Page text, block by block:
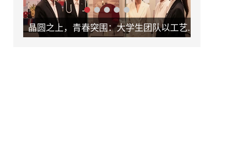
晶圆之上，青春突围：大学生团队以工艺革新助力新未来 破局固废治理！怀德学子以 “泥能共生” 项目书写环保科创答卷